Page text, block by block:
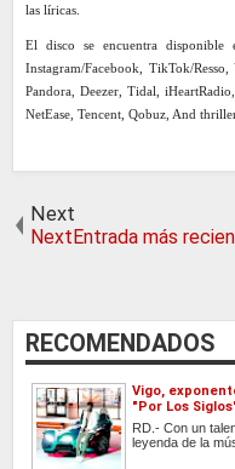
las líricas.
El disco se encuentra disponible
Instagram/Facebook, TikTok/
Pandora, Deezer, Tidal,
NetEase, Tencent, Qobuz, And
x
Next
NextEntrada más
RECOMENDADOS
Vigo,
"Por Los
RD.- Con un
leyenda de la